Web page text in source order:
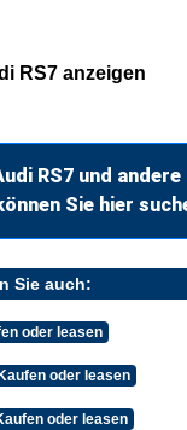
RS7 anzeigen
RS7 und
Sie hier
Sie auch:
oder leasen
oder leasen
oder leasen